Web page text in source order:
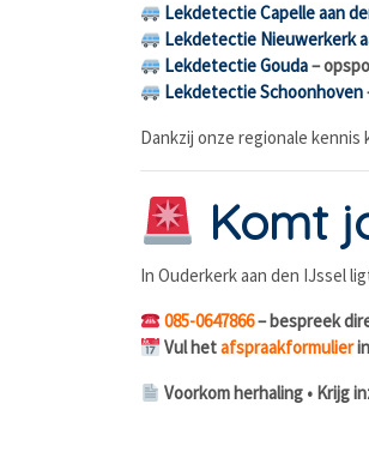
Lekdetectie Capelle aan
Lekdetectie Nieuwerkerk
Lekdetectie Gouda–
Lekdetectie Schoonhoven
Dankzij onze regionale
Komt
In Ouderkerk aan den IJssel
085-0647866– bespreek
Vul hetafspraakformulier
Voorkom herhaling • Krijg